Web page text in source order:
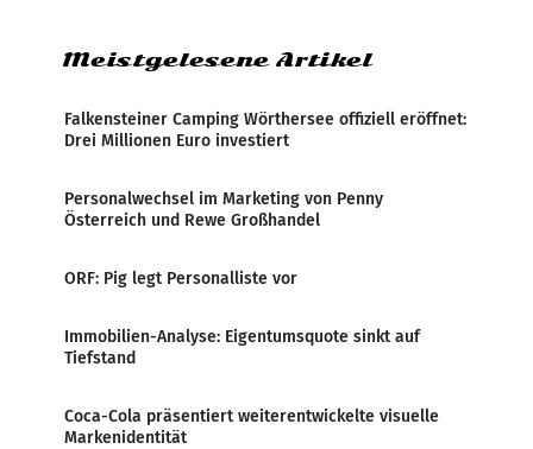
Meistgelesene Artikel
Falkensteiner Camping Wörthersee offiziell eröffnet:
Drei Millionen Euro investiert
Personalwechsel im Marketing von Penny
Österreich und Rewe Großhandel
ORF: Pig legt Personalliste vor
Immobilien-Analyse: Eigentumsquote sinkt auf
Tiefstand
Coca-Cola präsentiert weiterentwickelte visuelle
Markenidentität